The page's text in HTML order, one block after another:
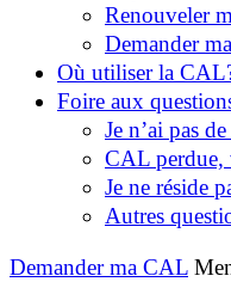
Renouveler
Demander
Où utiliser la
Foire aux
Je n’ai pas
CAL perdue,
Je ne réside
Autres
Demander ma CAL